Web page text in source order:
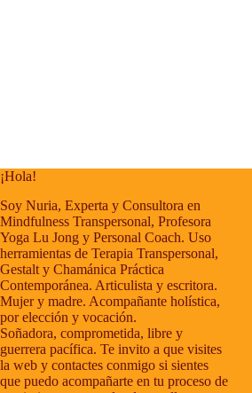
¡Hola!
Soy Nuria, Experta y Consultora en
Mindfulness Transpersonal, Profesora
Yoga Lu Jong y Personal Coach. Uso
herramientas de Terapia Transpersonal,
Gestalt y Chamánica Práctica
Contemporánea. Articulista y escritora.
Mujer y madre. Acompañante holística,
por elección y vocación.
Soñadora, comprometida, libre y
guerrera pacífica. Te invito a que visites
la web y contactes conmigo si sientes
que puedo acompañarte en tu proceso de